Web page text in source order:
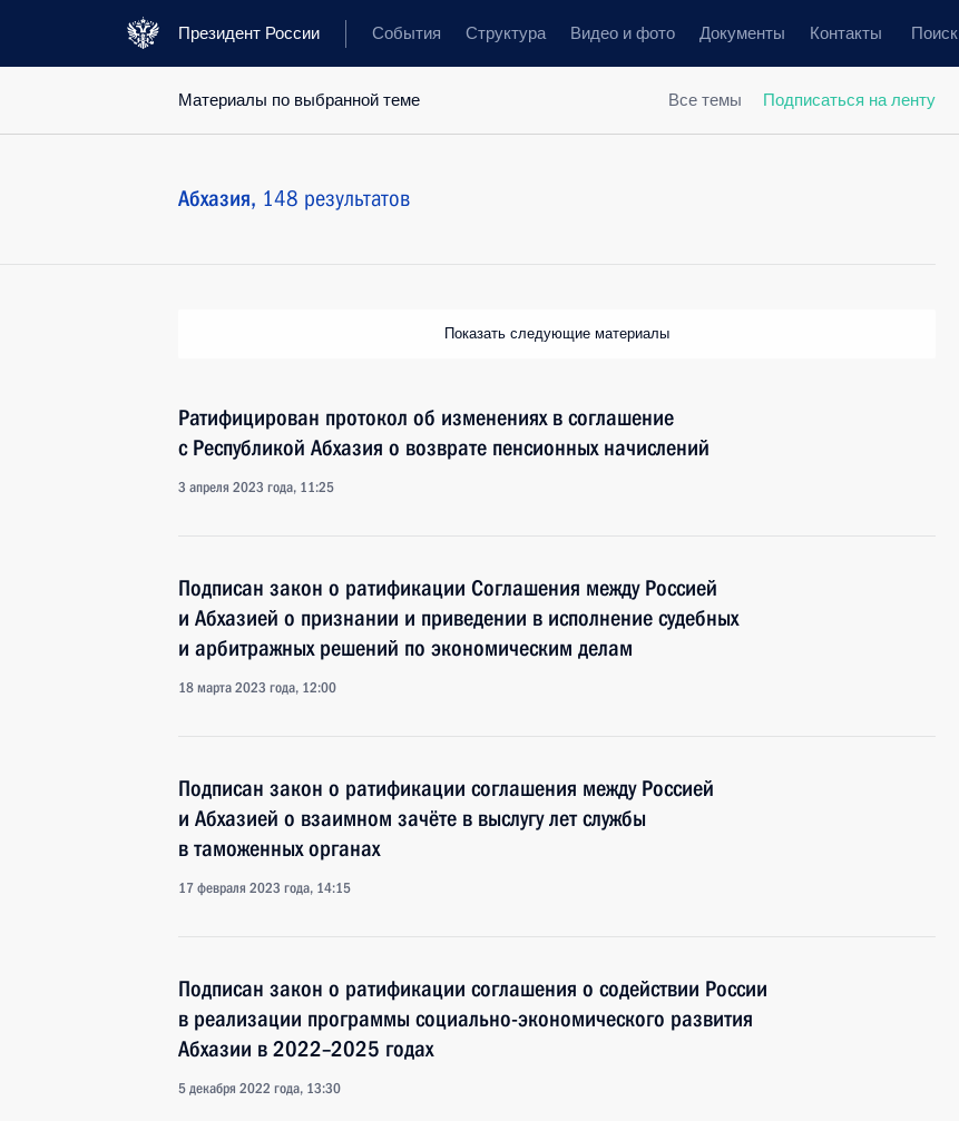
Президент России События Структура Видео и фото Документы Контакты Поиск
Все темы Подписаться на ленту
Материалы по выбранной теме
Абхазия, 148 результатов
Показать следующие материалы
Ратифицирован протокол об изменениях в соглашение
с Республикой Абхазия о возврате пенсионных начислений
3 апреля 2023 года, 11:25
Подписан закон о ратификации Соглашения между Россией
и Абхазией о признании и приведении в исполнение судебных
и арбитражных решений по экономическим делам
18 марта 2023 года, 12:00
Подписан закон о ратификации соглашения между Россией
и Абхазией о взаимном зачёте в выслугу лет службы
в таможенных органах
17 февраля 2023 года, 14:15
Подписан закон о ратификации соглашения о содействии России
в реализации программы социально-экономического развития
Абхазии в 2022–2025 годах
5 декабря 2022 года, 13:30